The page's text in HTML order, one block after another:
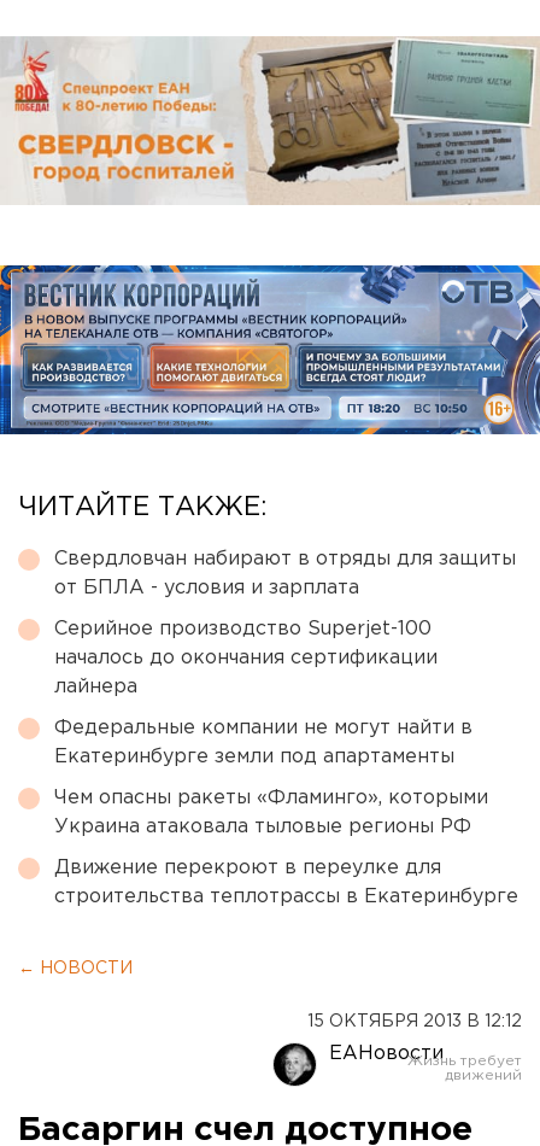
ЧИТАЙТЕ ТАКЖЕ:
Свердловчан набирают в отряды для защиты
от БПЛА - условия и зарплата
Серийное производство Superjet-100
началось до окончания сертификации
лайнера
Федеральные компании не могут найти в
Екатеринбурге земли под апартаменты
Чем опасны ракеты «Фламинго», которыми
Украина атаковала тыловые регионы РФ
Движение перекроют в переулке для
строительства теплотрассы в Екатеринбурге
← НОВОСТИ
15 ОКТЯБРЯ 2013 В 12:12
ЕАНовости
Басаргин счел доступное